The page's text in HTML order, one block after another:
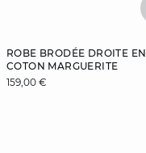
ROBE BRODÉE DROITE EN
COTON MARGUERITE
159,00 €